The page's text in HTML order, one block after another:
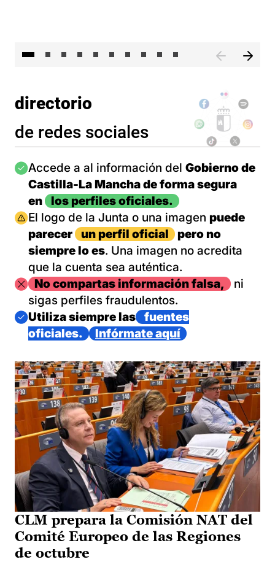
directorio
de redes sociales
Imagen
Accede a al información del Gobierno de
Castilla-La Mancha de forma segura
en
los perfiles oficiales.
Imagen
El logo de la Junta o una imagen puede
parecer
un perfil oficial
pero no
siempre lo es. Una imagen no acredita
que la cuenta sea auténtica.
ImagenNo compartas información falsa,
ni
sigas perfiles fraudulentos.
Imagen
Utiliza siempre las
fuentes
oficiales.
Infórmate aquí
CLM prepara la Comisión NAT del
Comité Europeo de las Regiones
de octubre